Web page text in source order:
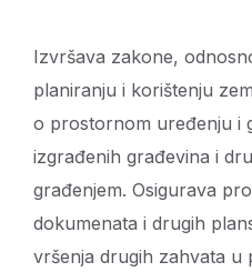
Izvršava zakone,
planiranju i korištenju
o prostornom uređenju i
izgrađenih građevina i
građenjem. Osigurava
dokumenata i drugih
vršenja drugih zahvata u